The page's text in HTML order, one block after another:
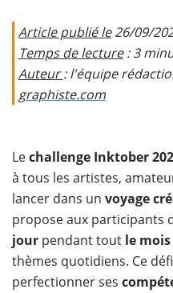
Article publié le26/09/
Temps de lecture: 3
Auteur: l'équipe
graphiste.com
Lechallenge Inktober
à tous les artistes,
lancer dans un voyage
propose aux participants
jour pendant tout le
thèmes quotidiens. Ce
perfectionner ses